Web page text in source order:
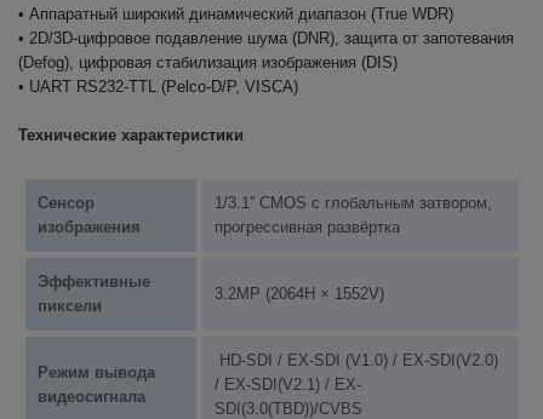
• Аппаратный широкий динамический диапазон (True WDR)
• 2D/3D-цифровое подавление шума (DNR), защита от запотевания
(Defog), цифровая стабилизация изображения (DIS)
• UART RS232-TTL (Pelco-D/P, VISCA)
Технические характеристики
Сенсор
изображения
1/3.1” CMOS с глобальным затвором,
прогрессивная развёртка
Эффективные
пиксели
3.2MP (2064H × 1552V)
Режим вывода
видеосигнала
HD-SDI / EX-SDI (V1.0) / EX-SDI(V2.0)
/ EX-SDI(V2.1) / EX-
SDI(3.0(TBD))/CVBS